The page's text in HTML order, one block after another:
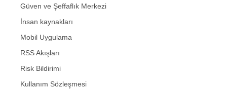
Güven ve Şeffaflık Merkezi
İnsan kaynakları
Mobil Uygulama
RSS Akışları
Risk Bildirimi
Kullanım Sözleşmesi